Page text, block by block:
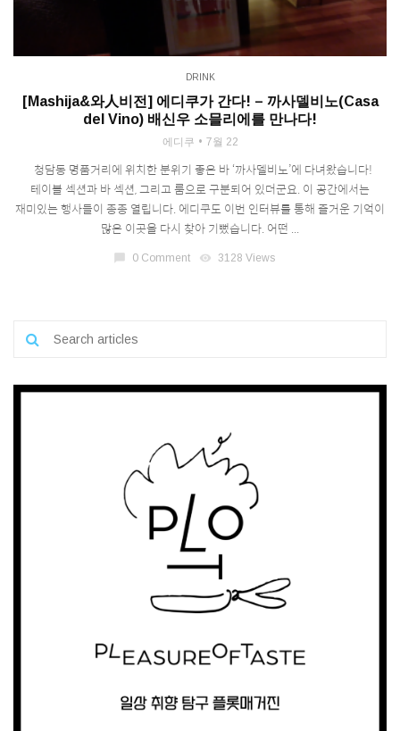
DRINK
[Mashija&와人비전] 에디쿠가 간다! – 까사델비노(Casa
del Vino) 배신우 소믈리에를 만나다!
에디쿠 7월 22
청담동 명품거리에 위치한 분위기 좋은 바 ‘까사델비노’에 다녀왔습니다!
테이블 섹션과 바 섹션, 그리고 룸으로 구분되어 있더군요. 이 공간에서는
재미있는 행사들이 종종 열립니다. 에디쿠도 이번 인터뷰를 통해 즐거운 기억이
많은 이곳을 다시 찾아 기뻤습니다. 어떤 ...
chat_bubble 0 Comment visibility 3128 Views